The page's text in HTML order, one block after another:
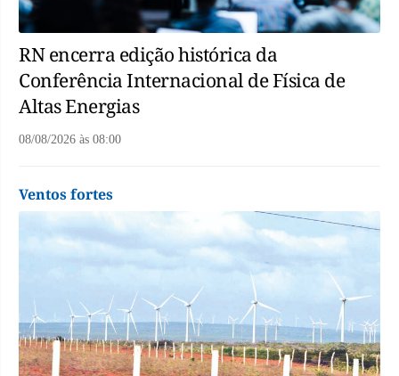
RN encerra edição histórica da
Conferência Internacional de Física de
Altas Energias
08/08/2026 às 08:00
Ventos fortes